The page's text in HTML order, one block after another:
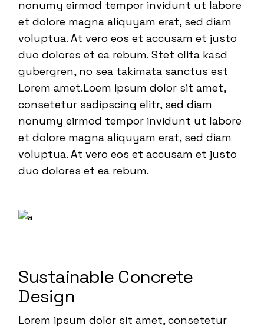
nonumy eirmod tempor invidunt ut labore
et dolore magna aliquyam erat, sed diam
voluptua. At vero eos et accusam et justo
duo dolores et ea rebum. Stet clita kasd
gubergren, no sea takimata sanctus est
Lorem amet.Loem ipsum dolor sit amet,
consetetur sadipscing elitr, sed diam
nonumy eirmod tempor invidunt ut labore
et dolore magna aliquyam erat, sed diam
voluptua. At vero eos et accusam et justo
duo dolores et ea rebum.
Sustainable Concrete
Design
Lorem ipsum dolor sit amet, consetetur